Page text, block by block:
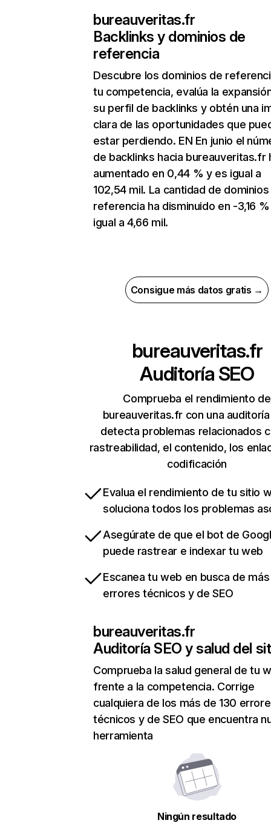
bureauveritas.fr
Backlinks y dominios de
referencia
Descubre los dominios de
tu competencia, evalúa la
su perfil de backlinks y obtén una
clara de las oportunidades que
estar perdiendo. EN En junio el
de backlinks hacia bureauveritas.fr
aumentado en 0,44 % y es igual a
102,54 mil. La cantidad de
referencia ha disminuido en -3,16
igual a 4,66 mil.
Consigue más datos gratis →
bureauveritas.fr
Auditoría SEO
Comprueba el rendimiento de
bureauveritas.fr con una
detecta problemas relacionados
rastreabilidad, el contenido, los
codificación
Evalua el rendimiento de tu sitio
soluciona todos los problemas
Asegúrate de que el bot de
puede rastrear e indexar tu web
Escanea tu web en busca de
errores técnicos y de SEO
bureauveritas.fr
Auditoría SEO y salud del
Comprueba la salud general de tu
frente a la competencia. Corrige
cualquiera de los más de 130
técnicos y de SEO que encuentra
herramienta
Ningún resultado